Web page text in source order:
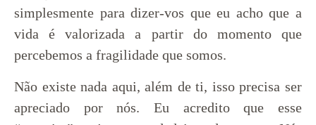
simplesmente para dizer-vos que eu acho que a
vida é valorizada a partir do momento que
percebemos a fragilidade que somos.
Não existe nada aqui, além de ti, isso precisa ser
apreciado por nós. Eu acredito que esse